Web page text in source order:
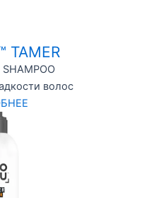
TAMER
волос